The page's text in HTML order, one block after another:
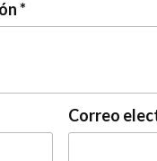
*
Correo